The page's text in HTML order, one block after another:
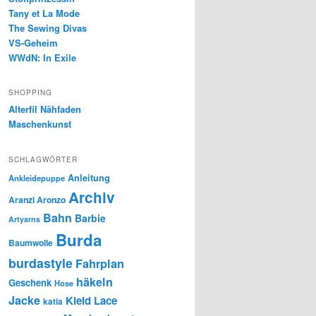
Tany et La Mode
The Sewing Divas
VS-Geheim
WWdN: In Exile
SHOPPING
Alterfil Nähfaden
Maschenkunst
SCHLAGWÖRTER
Ankleidepuppe Anleitung
Aranzi Aronzo Archiv
Artyarns Bahn Barbie
Baumwolle Burda
burdastyle Fahrplan
Geschenk Hose häkeln
Jacke katia Kleid Lace